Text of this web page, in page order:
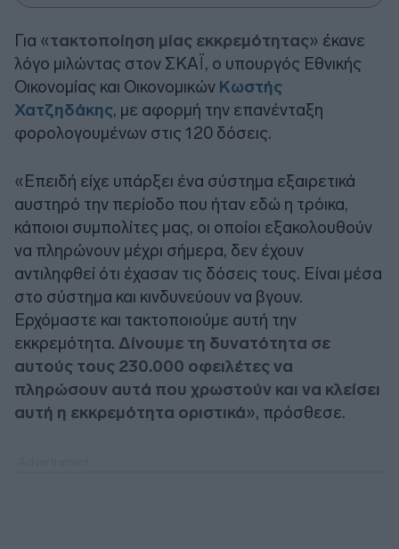
Για «τακτοποίηση μίας εκκρεμότητας» έκανε
λόγο μιλώντας στον ΣΚΑΪ, ο υπουργός Εθνικής
Οικονομίας και Οικονομικών Κωστής
Χατζηδάκης, με αφορμή την επανένταξη
φορολογουμένων στις 120 δόσεις.
«Επειδή είχε υπάρξει ένα σύστημα εξαιρετικά
αυστηρό την περίοδο που ήταν εδώ η τρόικα,
κάποιοι συμπολίτες μας, οι οποίοι εξακολουθούν
να πληρώνουν μέχρι σήμερα, δεν έχουν
αντιληφθεί ότι έχασαν τις δόσεις τους. Είναι μέσα
στο σύστημα και κινδυνεύουν να βγουν.
Ερχόμαστε και τακτοποιούμε αυτή την
εκκρεμότητα. Δίνουμε τη δυνατότητα σε
αυτούς τους 230.000 οφειλέτες να
πληρώσουν αυτά που χρωστούν και να κλείσει
αυτή η εκκρεμότητα οριστικά», πρόσθεσε.